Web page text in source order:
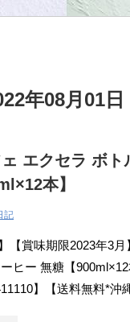
年08月01
エクセラ ボト
本】
記
【賞味期限2023年3
ヒー 無糖【900ml×12
】【送料無料*沖